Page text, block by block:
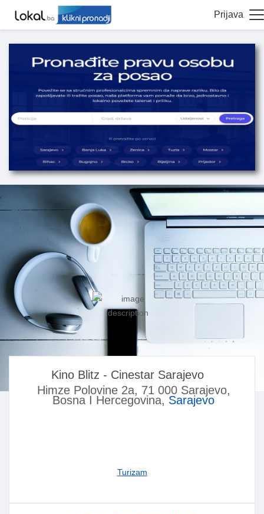
Prijava
Kino Blitz - Cinestar Sarajevo
Himze Polovine 2a, 71 000 Sarajevo,
Bosna I Hercegovina, Sarajevo
Turizam